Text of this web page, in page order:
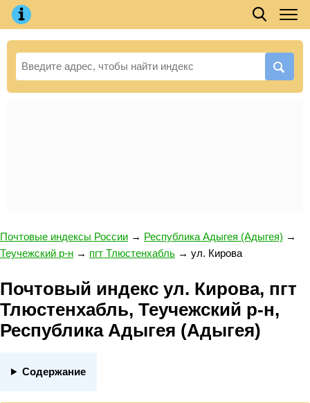
Почтовые индексы России → Республика Адыгея (Адыгея) →
Теучежский р-н → пгт Тлюстенхабль → ул. Кирова
Почтовый индекс ул. Кирова, пгт
Тлюстенхабль, Теучежский р-н,
Республика Адыгея (Адыгея)
Содержание